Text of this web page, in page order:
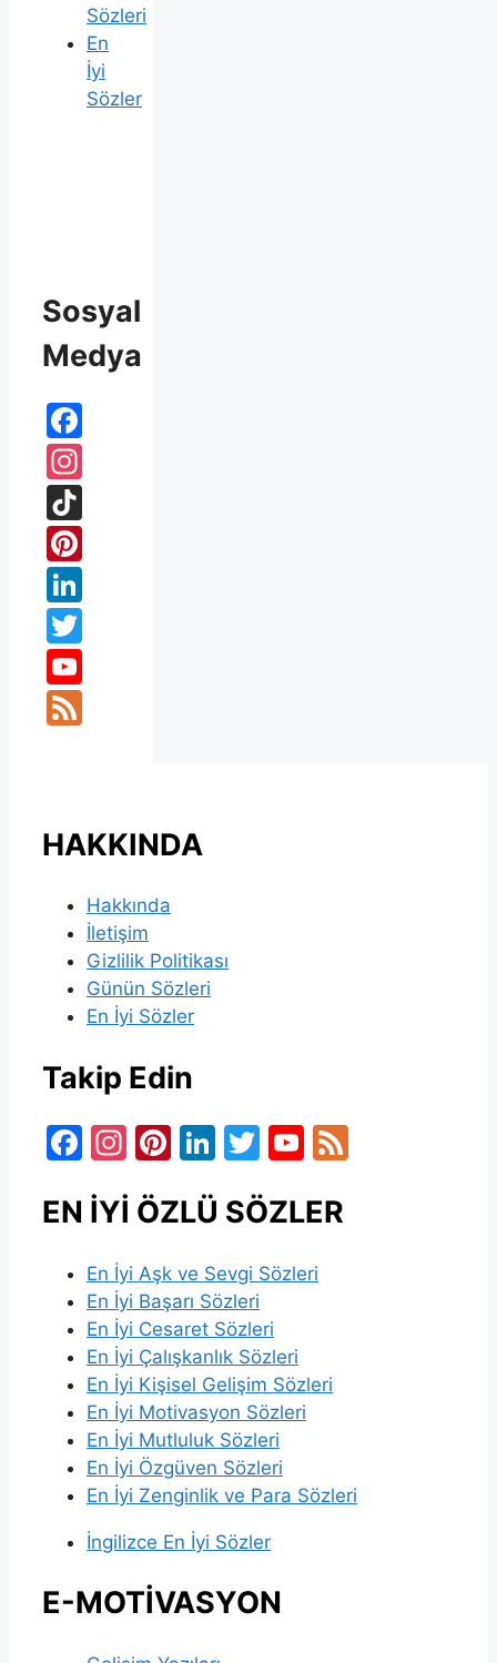
Sözleri
En
İyi
Sözler
Sosyal
Medya
HAKKINDA
Hakkında
İletişim
Gizlilik Politikası
Günün Sözleri
En İyi Sözler
Takip Edin
Facebook
Instagram
Pinterest
LinkedIn
TwitterYouTube
EN İYİ ÖZLÜ SÖZLER
En İyi Aşk ve Sevgi Sözleri
En İyi Başarı Sözleri
En İyi Cesaret Sözleri
En İyi Çalışkanlık Sözleri
En İyi Kişisel Gelişim Sözleri
En İyi Motivasyon Sözleri
En İyi Mutluluk Sözleri
En İyi Özgüven Sözleri
En İyi Zenginlik ve Para Sözleri
İngilizce En İyi Sözler
E-MOTİVASYON